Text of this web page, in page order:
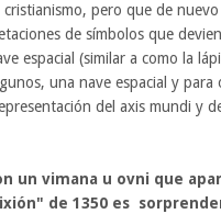
pero que de nuevo
de símbolos que
espacial (similar a como la
una nave espacial y para
del axis mundi y
un vimana u ovni que
de 1350 es